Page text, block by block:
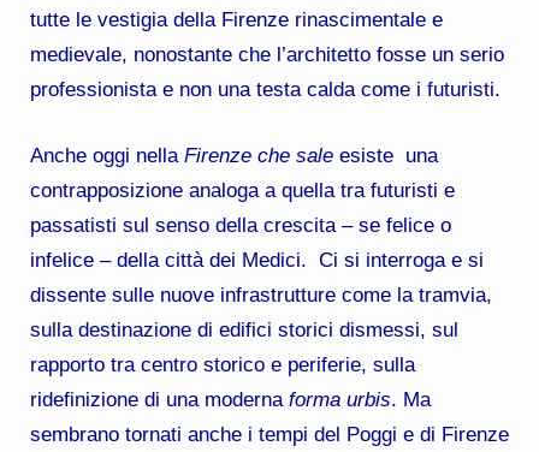
tutte le vestigia della Firenze rinascimentale e
medievale, nonostante che l’architetto fosse un serio
professionista e non una testa calda come i futuristi.
Anche oggi nella Firenze che sale esiste una
contrapposizione analoga a quella tra futuristi e
passatisti sul senso della crescita – se felice o
infelice – della città dei Medici. Ci si interroga e si
dissente sulle nuove infrastrutture come la tramvia,
sulla destinazione di edifici storici dismessi, sul
rapporto tra centro storico e periferie, sulla
ridefinizione di una moderna forma urbis. Ma
sembrano tornati anche i tempi del Poggi e di Firenze